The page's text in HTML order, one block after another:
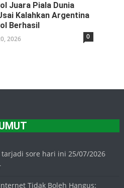
Juara Piala Dunia
Kalahkan Argentina
Berhasil
2026 0
sore hari ini 25/07/2026
Tidak Boleh Hangus: